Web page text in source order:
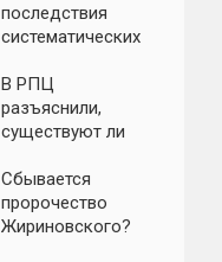
последствия
систематических
Ленинградскую
область: что
известно к 7
В РПЦ
разъяснили,
существуют ли
которые
православным
нельзя есть даже
Сбывается
пророчество
Жириновского?